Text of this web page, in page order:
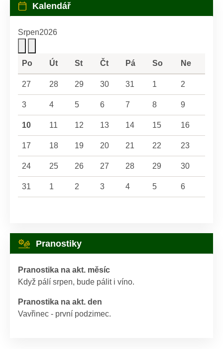
Kalendář
Srpen2026
Po Út St Čt Pá So Ne
27 28 29 30 31 1 2
3 4 5 6 7 8 9
10 11 12 13 14 15 16
17 18 19 20 21 22 23
24 25 26 27 28 29 30
31 1 2 3 4 5 6
Pranostiky
Pranostika na akt. měsíc
Když pálí srpen, bude pálit i víno.
Pranostika na akt. den
Vavřinec - první podzimec.